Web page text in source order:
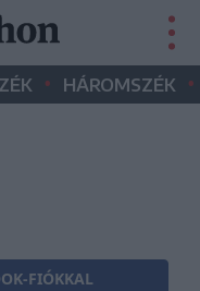
• HÁROMSZÉK •
FIÓKKAL